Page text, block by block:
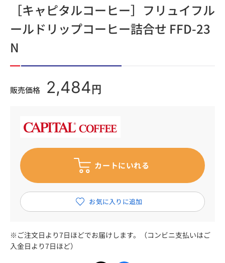
［キャピタルコーヒー］フリュイフル
ールドリップコーヒー詰合せ FFD-23
N
販売価格 2,484 円
※ご注文日より7日ほどでお届けします。（コンビニ支払いはご
入金日より7日ほど）